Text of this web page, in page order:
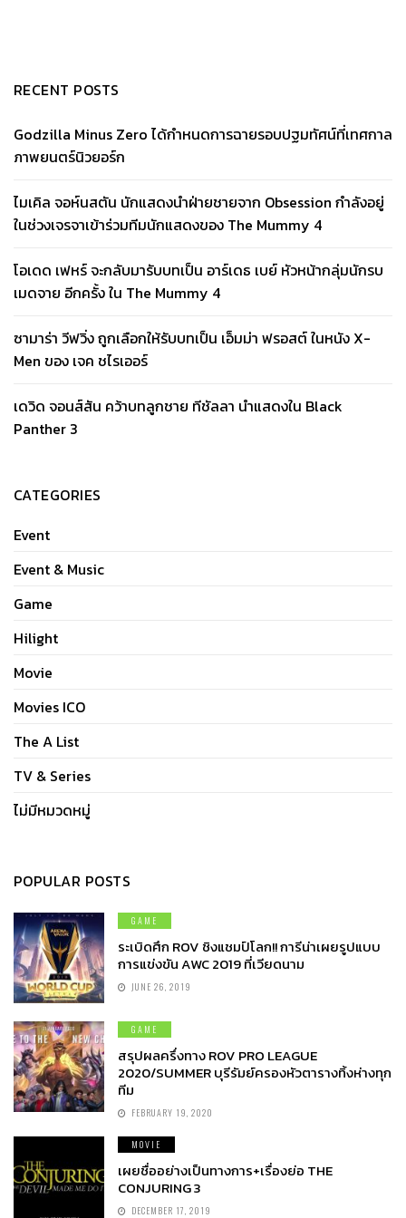
RECENT POSTS
Godzilla Minus Zero ได้กำหนดการฉายรอบปฐมทัศน์ที่เทศกาล
ภาพยนตร์นิวยอร์ก
ไมเคิล จอห์นสตัน นักแสดงนำฝ่ายชายจาก Obsession กำลังอยู่
ในช่วงเจรจาเข้าร่วมทีมนักแสดงของ The Mummy 4
โอเดด เฟหร์ จะกลับมารับบทเป็น อาร์เดธ เบย์ หัวหน้ากลุ่มนักรบ
เมดจาย อีกครั้ง ใน The Mummy 4
ซามาร่า วีฟวิ่ง ถูกเลือกให้รับบทเป็น เอ็มม่า ฟรอสต์ ในหนัง X-
Men ของ เจค ชไรเออร์
เดวิด จอนส์สัน คว้าบทลูกชาย ทีชัลลา นำแสดงใน Black
Panther 3
CATEGORIES
Event
Event & Music
Game
Hilight
Movie
Movies ICO
The A List
TV & Series
ไม่มีหมวดหมู่
POPULAR POSTS
GAME
ระเบิดศึก ROV ชิงแชมป์โลก!! การีน่าเผยรูปแบบ
การแข่งขัน AWC 2019 ที่เวียดนาม
JUNE 26, 2019
GAME
สรุปผลครึ่งทาง ROV PRO LEAGUE
2020/SUMMER บุรีรัมย์ครองหัวตารางทิ้งห่างทุก
ทีม
FEBRUARY 19, 2020
MOVIE
เผยชื่ออย่างเป็นทางการ+เรื่องย่อ THE
CONJURING 3
DECEMBER 17, 2019